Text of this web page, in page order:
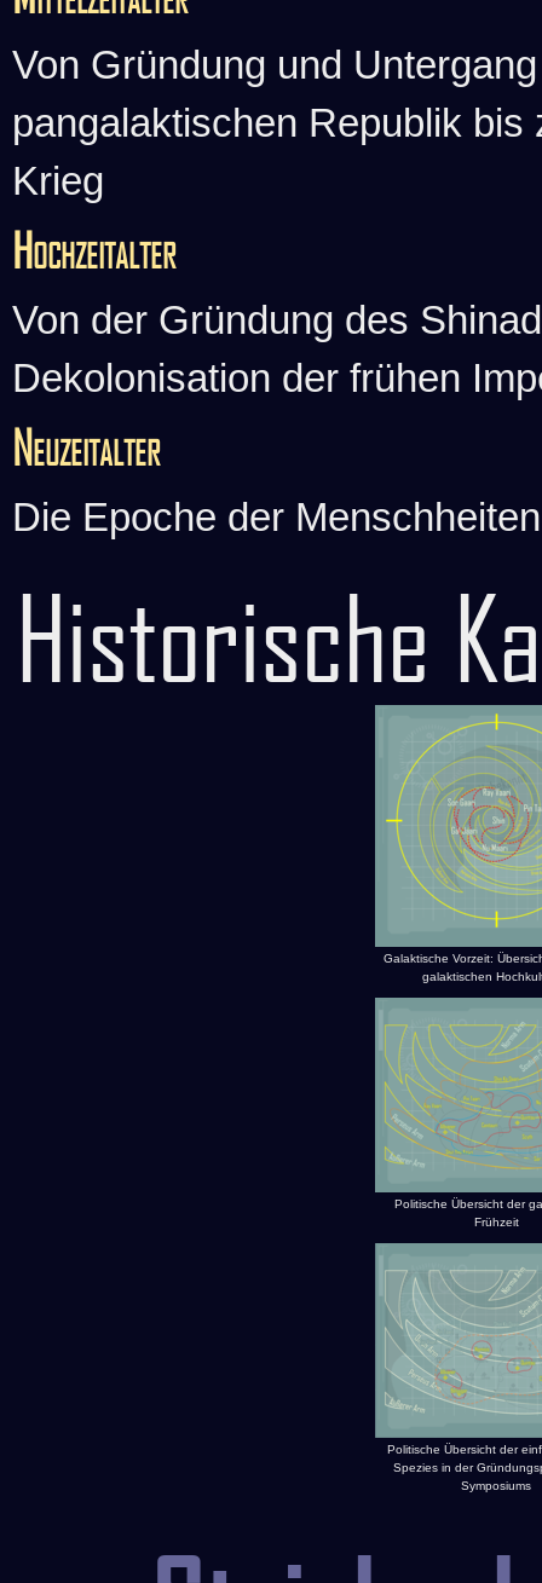
Von Gründung und
pangalaktischen Republik bis
Krieg
Hochzeitalter
Von der Gründung des
Dekolonisation der frühen
Neuzeitalter
Die Epoche der
Historische
Galaktische Vorzeit:
galaktischen
Politische Übersicht der
Frühzeit
Politische Übersicht der
Spezies in der
Symposiums